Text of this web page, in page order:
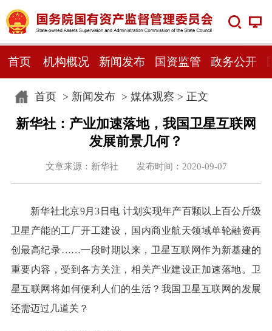
首页 机构概况 新闻发布 国资监管 政务公开
首页> 新闻发布> 媒体观察 > 正文
新华社：产业加速落地，我国卫星互联网
发展前景几何？
文章来源：新华社 发布时间：2020-09-07
新华社北京9月3日电 计划实现年产百颗以上百公斤级
卫星产能的工厂开工建设，国内商业航天领域单轮融资再
创最高纪录……一段时期以来，卫星互联网作为新基建的
重要内容，受到各方关注，相关产业建设正加速落地。卫
星互联网将如何便利人们的生活？我国卫星互联网的发展
还需迈过几道关？